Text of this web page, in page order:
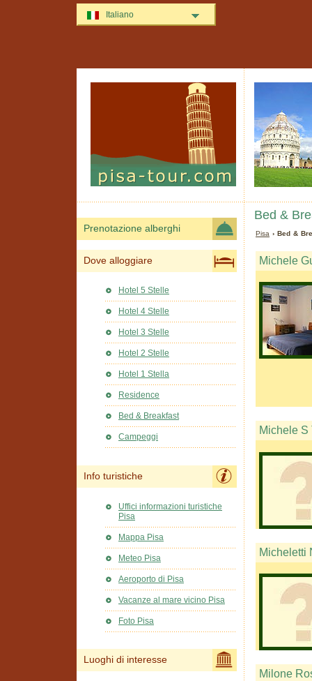
Bed &
Pisa › Bed &
Michele
Michele S
Micheletti
Milone
Prenotazione alberghi
Dove alloggiare
Hotel 5 Stelle
Hotel 4 Stelle
Hotel 3 Stelle
Hotel 2 Stelle
Hotel 1 Stella
Residence
Bed & Breakfast
Campeggi
Info turistiche
Uffici informazioni turistiche
Pisa
Mappa Pisa
Meteo Pisa
Aeroporto di Pisa
Vacanze al mare vicino Pisa
Foto Pisa
Luoghi di interesse
Italiano